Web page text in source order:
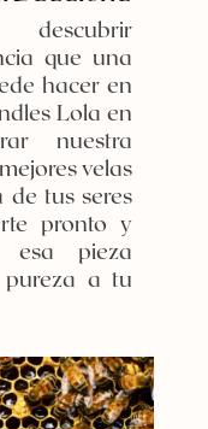
que una
hacer en
Lola en
nuestra
velas
tus seres
pronto y
esa pieza
a tu